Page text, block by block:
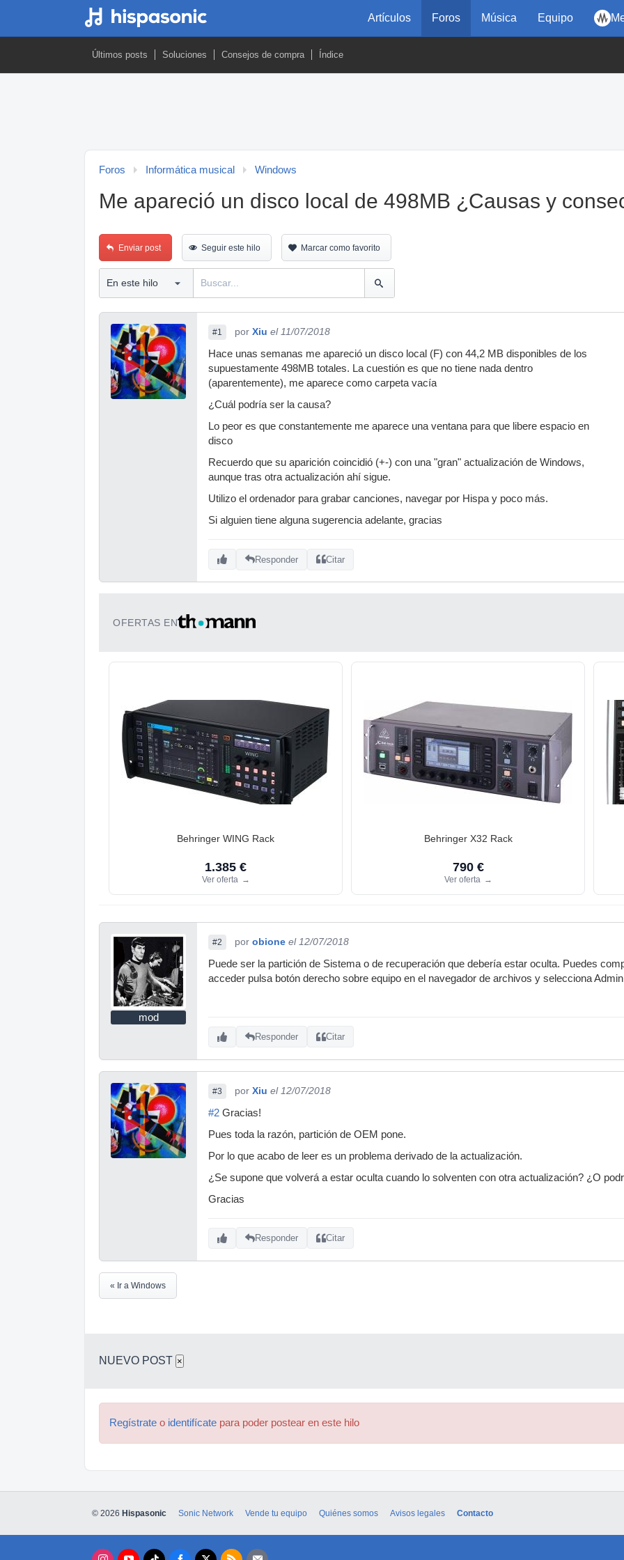
Artículos Foros Música Equipo
Últimos posts Soluciones Consejos de compra Índice
Foros Informática musical Windows
Me apareció un disco local de 498MB ¿Causas y
Enviar post Seguir este hilo Marcar como favorito
#1 por Xiu el 11/07/2018
Hace unas semanas me apareció un disco local (F) con 44,2 MB disponibles de los
supuestamente 498MB totales. La cuestión es que no tiene nada dentro
(aparentemente), me aparece como carpeta vacía
¿Cuál podría ser la causa?
Lo peor es que constantemente me aparece una ventana para que libere espacio en
disco
Recuerdo que su aparición coincidió (+-) con una "gran" actualización de Windows,
aunque tras otra actualización ahí sigue.
Utilizo el ordenador para grabar canciones, navegar por Hispa y poco más.
Si alguien tiene alguna sugerencia adelante, gracias
Responder Citar
OFERTAS EN
Behringer WING Rack
1.385 €
Ver oferta →
Behringer X32 Rack
790 €
Ver oferta →
mod
#2 por obione el 12/07/2018
Puede ser la partición de Sistema o de recuperación que debería estar oculta. Puedes
acceder pulsa botón derecho sobre equipo en el navegador de archivos y selecciona
Responder Citar
#3 por Xiu el 12/07/2018
#2 Gracias!
Pues toda la razón, partición de OEM pone.
Por lo que acabo de leer es un problema derivado de la actualización.
¿Se supone que volverá a estar oculta cuando lo solventen con otra actualización? ¿O
Gracias
Responder Citar
« Ir a Windows
NUEVO POST ×
Regístrate o identifícate para poder postear en este hilo
© 2026 Hispasonic Sonic Network Vende tu equipo Quiénes somos Avisos legales Contacto